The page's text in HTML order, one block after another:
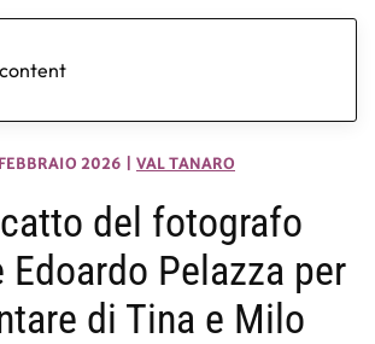
2026 VAL TANARO
del fotografo
Edoardo Pelazza per
di Tina e Milo